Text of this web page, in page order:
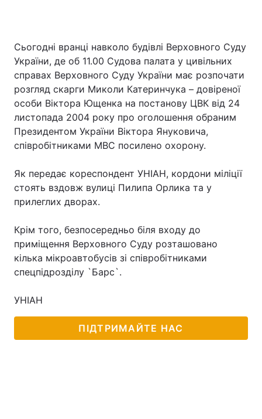
Україна Політика
Економіка
Техно і зв'язок Лайт
Сьогодні вранці навколо будівлі Верховного Суду
України, де об 11.00 Судова палата у цивільних
справах Верховного Суду України має розпочати
розгляд скарги Миколи Катеринчука – довіреної
особи Віктора Ющенка на постанову ЦВК від 24
листопада 2004 року про оголошення обраним
Президентом України Віктора Януковича,
співробітниками МВС посилено охорону.
Як передає кореспондент УНІАН, кордони міліції
стоять вздовж вулиці Пилипа Орлика та у
прилеглих дворах.
Крім того, безпосередньо біля входу до
приміщення Верховного Суду розташовано
кілька мікроавтобусів зі співробітниками
спецпідрозділу `Барс`.
УНІАН
ПІДТРИМАЙТЕ НАС